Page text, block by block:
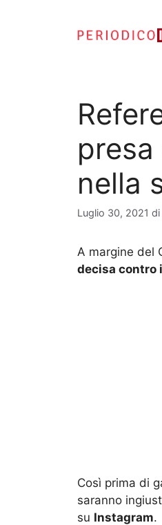
nella
Luglio 30, 2021 di
A margine del
decisa contro
Così prima di
saranno
su Instagram.